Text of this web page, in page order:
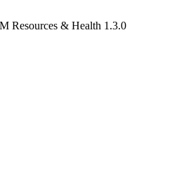
Resources & Health 1.3.0